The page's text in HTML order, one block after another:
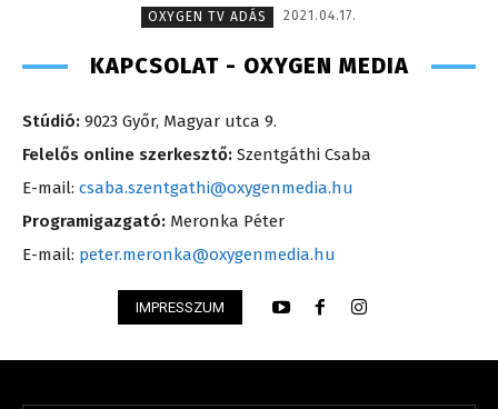
OXYGEN TV ADÁS
2021.04.17.
KAPCSOLAT - OXYGEN MEDIA
Stúdió: 9023 Győr, Magyar utca 9.
Felelős online szerkesztő: Szentgáthi Csaba
E-mail: csaba.szentgathi@oxygenmedia.hu
Programigazgató: Meronka Péter
E-mail: peter.meronka@oxygenmedia.hu
IMPRESSZUM